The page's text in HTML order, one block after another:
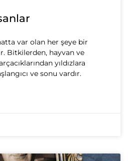
var olan her şeye bir
Bitkilerden, hayvan ve
yıldızlara
ve sonu vardır.